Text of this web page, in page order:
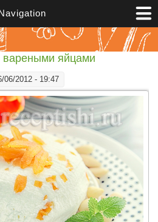
вареными яйцами
06/2012 - 19:47